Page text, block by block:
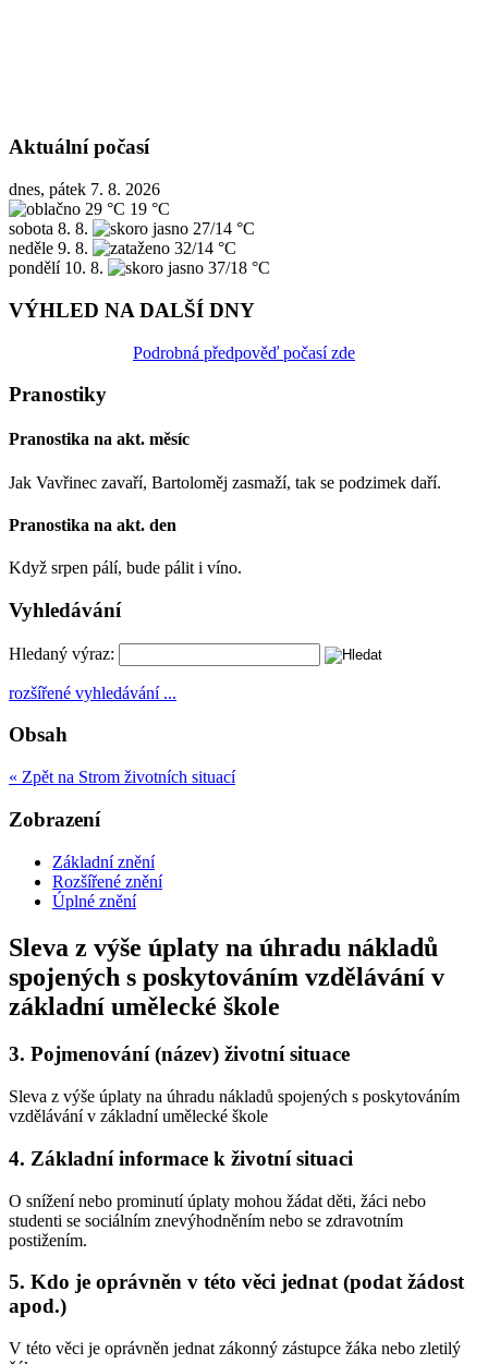
Aktuální počasí
dnes, pátek 7. 8. 2026
29 °C 19 °C
sobota 8. 8.
27/14 °C
neděle 9. 8.
32/14 °C
pondělí 10. 8. 37/18 °C
VÝHLED NA DALŠÍ DNY
Podrobná předpověď počasí zde
Pranostiky
Pranostika na akt. měsíc
Jak Vavřinec zavaří, Bartoloměj zasmaží, tak se podzimek daří.
Pranostika na akt. den
Když srpen pálí, bude pálit i víno.
Vyhledávání
Hledaný výraz:
rozšířené vyhledávání ...
Obsah
« Zpět na Strom životních situací
Zobrazení
Základní znění
Rozšířené znění
Úplné znění
Sleva z výše úplaty na úhradu nákladů
spojených s poskytováním vzdělávání v
základní umělecké škole
3. Pojmenování (název) životní situace
Sleva z výše úplaty na úhradu nákladů spojených s poskytováním
vzdělávání v základní umělecké škole
4. Základní informace k životní situaci
O snížení nebo prominutí úplaty mohou žádat děti, žáci nebo
studenti se sociálním znevýhodněním nebo se zdravotním
postižením.
5. Kdo je oprávněn v této věci jednat (podat žádost
apod.)
V této věci je oprávněn jednat zákonný zástupce žáka nebo zletilý